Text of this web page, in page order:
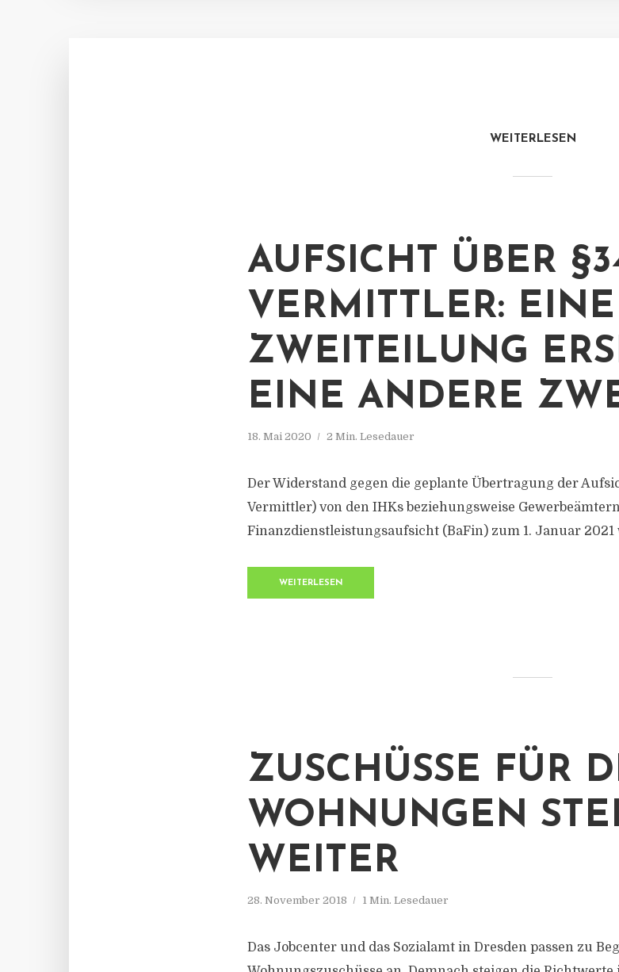
WEITERLESEN
AUFSICHT ÜBER
VERMITTLER: EINE
ZWEITEILUNG
EINE ANDERE
18. Mai 2020 2 Min. Lesedauer
Der Widerstand gegen die geplante Übertragung der
Vermittler) von den IHKs beziehungsweise
Finanzdienstleistungsaufsicht (BaFin) zum 1. Januar 2021
WEITERLESEN
ZUSCHÜSSE FÜR
WOHNUNGEN
WEITER
28. November 2018 1 Min. Lesedauer
Das Jobcenter und das Sozialamt in Dresden passen zu